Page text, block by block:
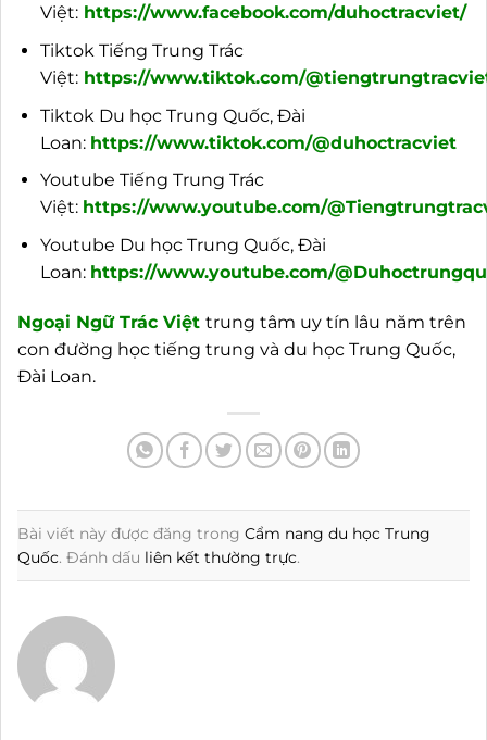
Việt: https://www.facebook.com/duhoctracviet/
Tiktok Tiếng Trung Trác
Việt: https://www.tiktok.com/
Tiktok Du học Trung Quốc, Đài
Loan: https://www.tiktok.com/@duhoctracviet
Youtube Tiếng Trung Trác
Việt: https://www.youtube.com/
Youtube Du học Trung Quốc, Đài
Loan: https://www.youtube.com/
Ngoại Ngữ Trác Việt trung tâm uy tín lâu năm trên
con đường học tiếng trung và du học Trung Quốc,
Đài Loan.
Bài viết này được đăng trong Cẩm nang du học Trung
Quốc. Đánh dấu liên kết thường trực.